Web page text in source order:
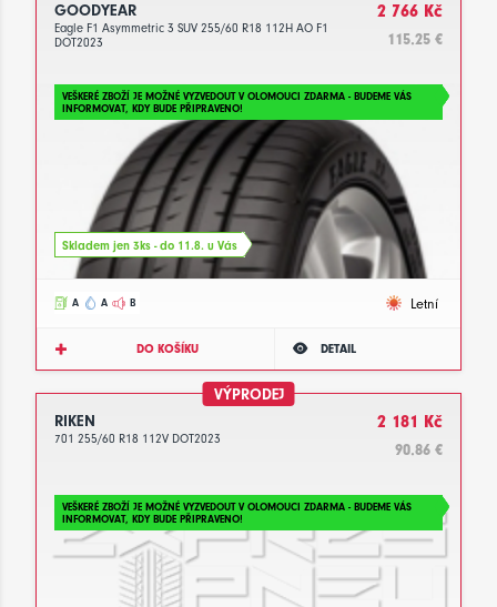
GOODYEAR
Eagle F1 Asymmetric 3 SUV 255/60 R18 112H AO F1
DOT2023
2 766 Kč
115.25 €
VEŠKERÉ ZBOŽÍ JE MOŽNÉ VYZVEDOUT V OLOMOUCI ZDARMA - BUDEME VÁS
INFORMOVAT, KDY BUDE PŘIPRAVENO!
Skladem jen 3ks - do 11.8. u Vás
A A B Letní
DO KOŠÍKU DETAIL
VÝPRODEJ
RIKEN
701 255/60 R18 112V DOT2023
2 181 Kč
90.86 €
VEŠKERÉ ZBOŽÍ JE MOŽNÉ VYZVEDOUT V OLOMOUCI ZDARMA - BUDEME VÁS
INFORMOVAT, KDY BUDE PŘIPRAVENO!